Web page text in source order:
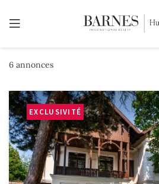
6 annonces
EXCLUSIVITÉ